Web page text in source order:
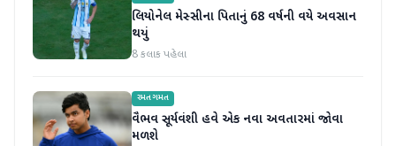
લિયોનેલ મેસ્સીના પિતાનું 68 વર્ષની વયે અવસાન
થયું
8 કલાક પહેલા
રમતગમત
વૈભવ સૂર્યવંશી હવે એક નવા અવતારમાં જોવા
મળશે